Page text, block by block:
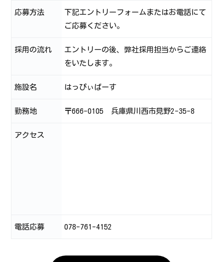
応募方法
下記エントリーフォームまたはお電話にて
ご応募ください。
採用の流れ
エントリーの後、弊社採用担当からご連絡
をいたします。
施設名 はっぴぃばーす
勤務地 〒666-0105 兵庫県川西市見野2-35-8
アクセス
電話応募 078-761-4152